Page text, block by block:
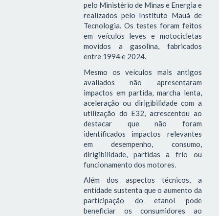
pelo Ministério de Minas e Energia e
realizados pelo Instituto Mauá de
Tecnologia. Os testes foram feitos
em veículos leves e motocicletas
movidos a gasolina, fabricados
entre 1994 e 2024.
Mesmo os veículos mais antigos
avaliados não apresentaram
impactos em partida, marcha lenta,
aceleração ou dirigibilidade com a
utilização do E32, acrescentou ao
destacar que não foram
identificados impactos relevantes
em desempenho, consumo,
dirigibilidade, partidas a frio ou
funcionamento dos motores.
Além dos aspectos técnicos, a
entidade sustenta que o aumento da
participação do etanol pode
beneficiar os consumidores ao